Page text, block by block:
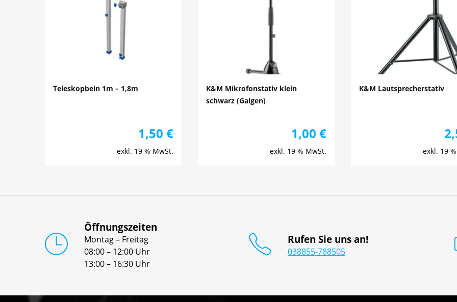
Teleskopbein 1m – 1,8m
1,50 €
exkl. 19 % MwSt.
K&M Mikrofonstativ klein
schwarz (Galgen)
1,00 €
exkl. 19 % MwSt.
K&M Lautsprecherstativ
exkl. 19
Öffnungszeiten
Montag – Freitag
08:00 – 12:00 Uhr
13:00 – 16:30 Uhr
Rufen Sie uns an!
038855-788505